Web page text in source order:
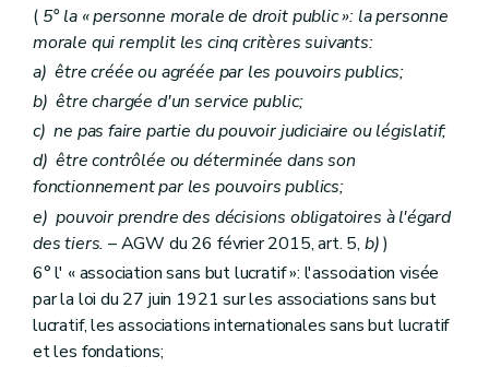
( 5° la « personne morale de droit public »: la personne
morale qui remplit les cinq critères suivants:
a) être créée ou agréée par les pouvoirs publics;
b) être chargée d'un service public;
c) ne pas faire partie du pouvoir judiciaire ou législatif;
d) être contrôlée ou déterminée dans son
fonctionnement par les pouvoirs publics;
e) pouvoir prendre des décisions obligatoires à l'égard
des tiers. – AGW du 26 février 2015, art. 5, b))
6° l' « association sans but lucratif »: l'association visée
par la loi du 27 juin 1921 sur les associations sans but
lucratif, les associations internationales sans but lucratif
et les fondations;